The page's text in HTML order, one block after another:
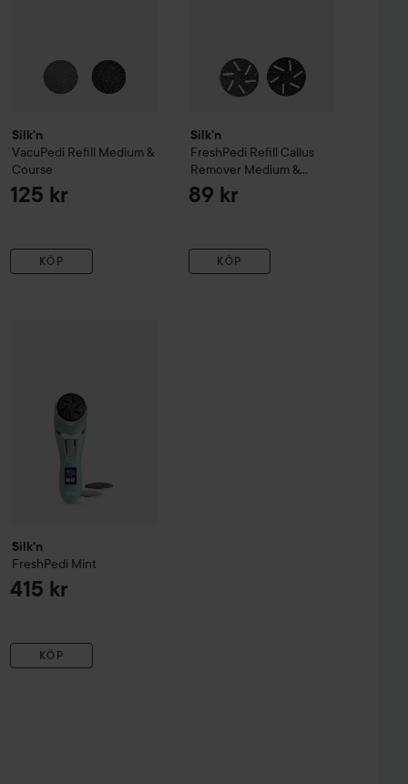
Silk'n
VacuPedi Refill Medium &
Course
125 kr
KÖP
Silk'n
FreshPedi Refill Callus
Remover Medium &
Course
89 kr
KÖP
Silk'n
FreshPedi Mint
415 kr
KÖP